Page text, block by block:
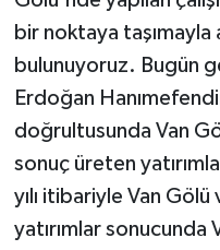
bir noktaya
bulunuyoruz. Bugün
Erdoğan
doğrultusunda Van
sonuç üreten
yılı itibariyle Van
yatırımlar sonucunda